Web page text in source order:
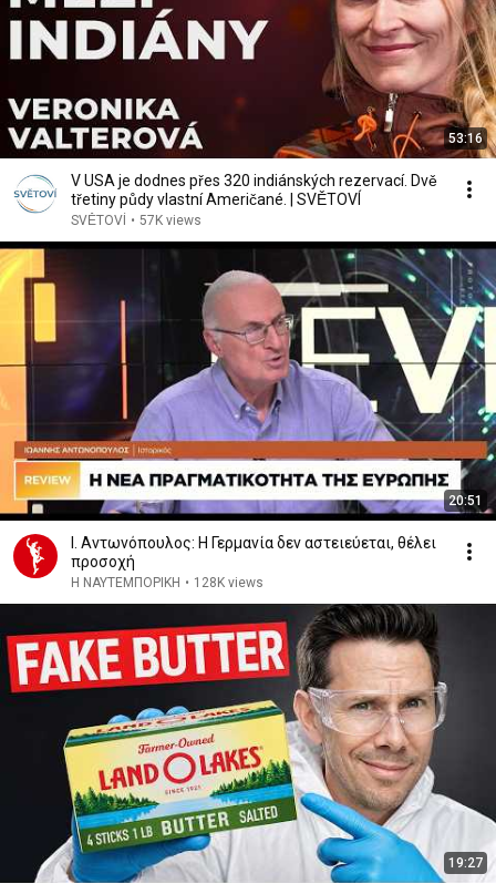
53:16
V USA je dodnes přes 320 indiánských rezervací. Dvě
třetiny půdy vlastní Američané. | SVĚTOVÍ
SVĚTOVÍ • 57K views
20:51
Ι. Αντωνόπουλος: Η Γερμανία δεν αστειεύεται, θέλει
προσοχή
Η ΝΑΥΤΕΜΠΟΡΙΚΗ • 128K views
19:27